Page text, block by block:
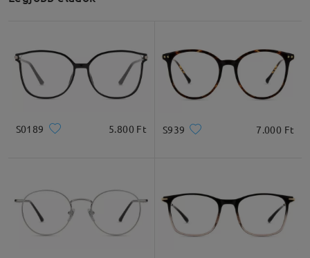
S0189 5.800 Ft S939 7.000 Ft